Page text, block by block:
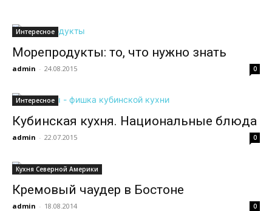
Интересное
Морепродукты: то, что нужно знать
admin - 24.08.2015 0
Интересное
Кубинская кухня. Национальные блюда
admin - 22.07.2015 0
Кухня Северной Америки
Кремовый чаудер в Бостоне
admin - 18.08.2014 0